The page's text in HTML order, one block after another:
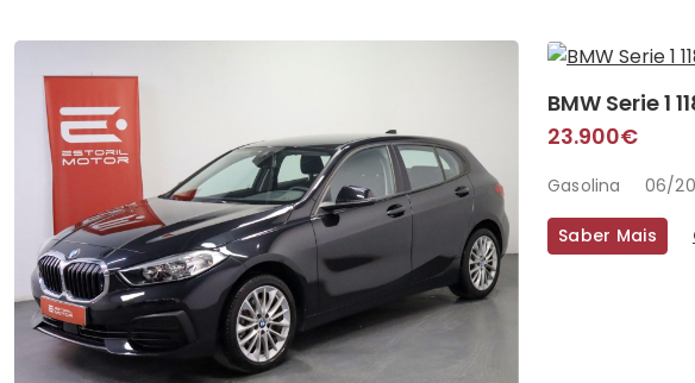
BMW Serie 1
23.900€
Gasolina 06/
Saber Mais